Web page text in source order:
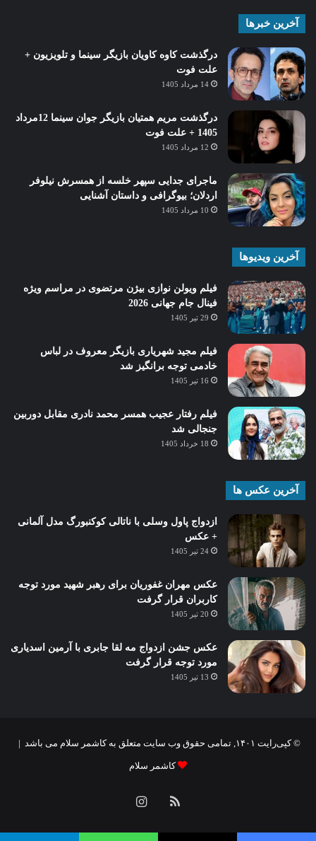
آخرین خبرها
درگذشت کاوه کاویان بازیگر سینما و تلویزیون +
علت فوت
14 مرداد 1405
درگذشت مریم همتیان بازیگر جوان سینما 12مرداد
1405 + علت فوت
12 مرداد 1405
ماجرای جدایی سپهر خلسه از همسرش نیلوفر
اردلان؛ بیوگرافی و داستان آشنایی
10 مرداد 1405
آخرین ویدیوها
فیلم ویولن نوازی بیژن مرتضوی در مراسم ویژه
فینال جام جهانی 2026
29 تیر 1405
فیلم مجید شهریاری بازیگر معروف در لباس
خادمی توجه برانگیز شد
16 تیر 1405
فیلم رفتار عجیب همسر محمد نادری مقابل دوربین
جنجالی شد
18 خرداد 1405
آخرین عکس ها
ازدواج پاول وسلی با ناتالی کوکنبورگ مدل آلمانی
+ عکس
24 تیر 1405
عکس مهران غفوریان برای رهبر شهید مورد توجه
کاربران قرار گرفت
20 تیر 1405
عکس جشن ازدواج مه لقا جابری با آرمین اسدیاری
مورد توجه قرار گرفت
13 تیر 1405
© کپی‌رایت ۱۴۰۱, تمامی حقوق وب سایت متعلق به کاشمر سلام می باشد |
کاشمر سلام
خوراکاینستاگرام